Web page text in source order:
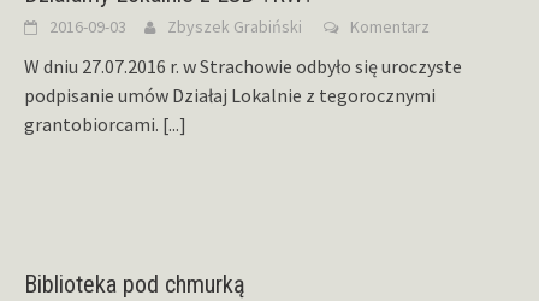
2016-09-03 Zbyszek Grabiński Komentarz
W dniu 27.07.2016 r. w Strachowie odbyło się uroczyste
podpisanie umów Działaj Lokalnie z tegorocznymi
grantobiorcami. [...]
Biblioteka pod chmurką